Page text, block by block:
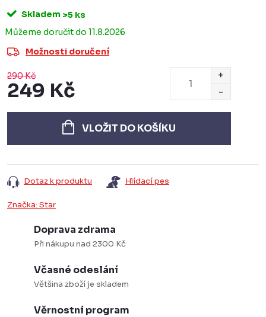
Skladem >5 ks
11.8.2026
Možnosti doručení
290 Kč
249 Kč
cena:
VLOŽIT DO KOŠÍKU
Dotaz k produktu Hlídací pes
Značka: Star
Doprava zdrama
Při nákupu nad 2300 Kč
Včasné odeslání
Většina zboží je skladem
Věrnostní program